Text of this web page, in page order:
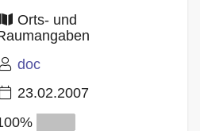
Orts- und
doc
23.02.2007